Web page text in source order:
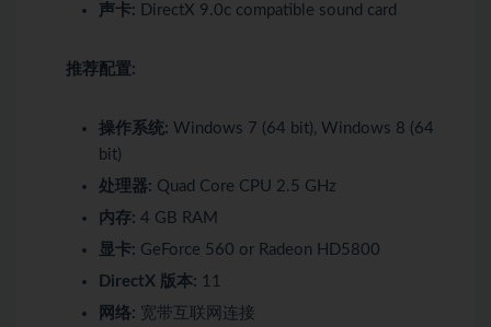
声卡: DirectX 9.0c compatible sound card
推荐配置:
操作系统: Windows 7 (64 bit), Windows 8 (64
bit)
处理器: Quad Core CPU 2.5 GHz
内存: 4 GB RAM
显卡: GeForce 560 or Radeon HD5800
DirectX 版本: 11
网络: 宽带互联网连接